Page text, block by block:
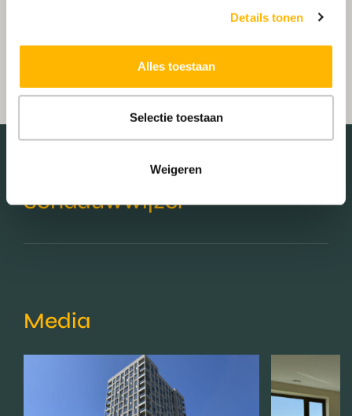
Details tonen
Alles toestaan
Selectie toestaan
Weigeren
Schaduwwijzer
Media